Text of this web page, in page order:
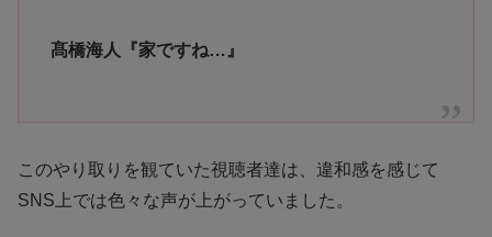
髙橋海人『家ですね…』
このやり取りを観ていた視聴者達は、違和感を感じて
SNS上では色々な声が上がっていました。